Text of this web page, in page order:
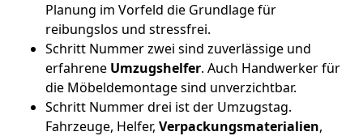
Planung im Vorfeld die Grundlage für
reibungslos und stressfrei.
Schritt Nummer zwei sind zuverlässige und
erfahrene Umzugshelfer. Auch Handwerker für
die Möbeldemontage sind unverzichtbar.
Schritt Nummer drei ist der Umzugstag.
Fahrzeuge, Helfer, Verpackungsmaterialien,